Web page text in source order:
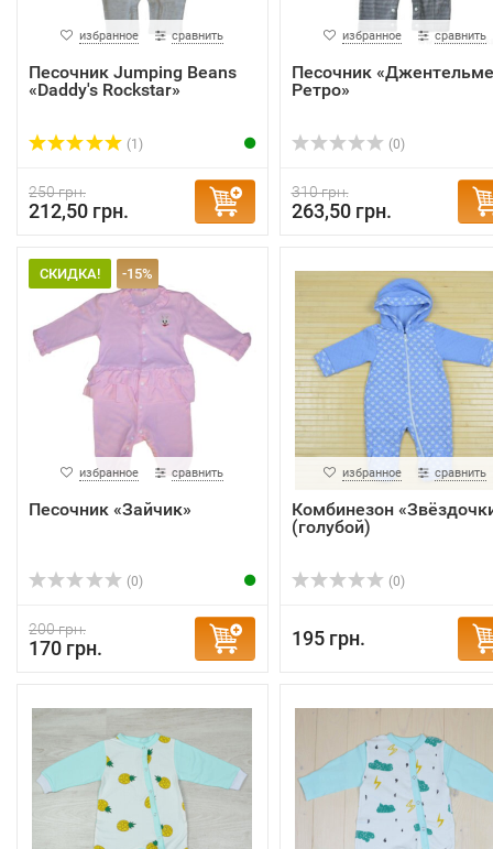
избранное сравнить
Песочник Jumping Beans
«Daddy's Rockstar»
(1)
250 грн.
212,50 грн.
избранное сравнить
Песочник
Ретро»
(0)
310 грн.
263,50 грн.
СКИДКА! -15%
избранное сравнить
Песочник «Зайчик»
(0)
200 грн.
170 грн.
избранное сравнить
Комбинезон
(голубой)
(0)
195 грн.